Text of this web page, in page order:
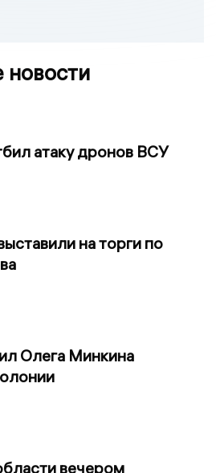
новости
атаку дронов ВСУ
на торги по
Олега Минкина
вечером